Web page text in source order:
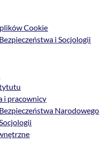
Cookie
i Socjologii
i pracownicy
Narodowego